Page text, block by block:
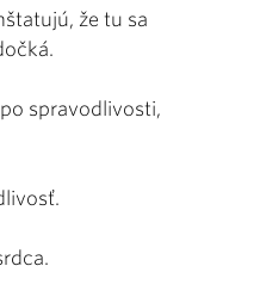
že tu sa
spravodlivosti,